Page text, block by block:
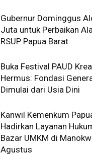
Gubernur Dominggus
Juta untuk Perbaikan
RSUP Papua Barat
Buka Festival PAUD
Hermus: Fondasi
Dimulai dari Usia Dini
Kanwil Kemenkum
Hadirkan Layanan
Bazar UMKM di
Agustus